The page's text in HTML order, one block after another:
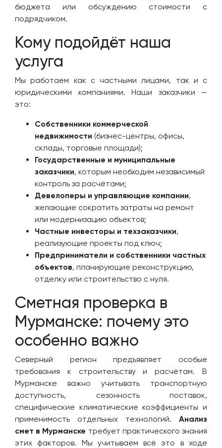
бюджета или обсуждению стоимости с
подрядчиком.
Кому подойдёт наша
услуга
Мы работаем как с частными лицами, так и с
юридическими компаниями. Наши заказчики —
это:
Собственники коммерческой
недвижимости (бизнес-центры, офисы,
склады, торговые площади);
Государственные и муниципальные
заказчики, которым необходим независимый
контроль за расчётами;
Девелоперы и управляющие компании,
желающие сократить затраты на ремонт
или модернизацию объектов;
Частные инвесторы и техзаказчики,
реализующие проекты под ключ;
Предприниматели и собственники частных
объектов, планирующие реконструкцию,
отделку или строительство с нуля.
Сметная проверка в
Мурманске: почему это
особенно важно
Северный регион предъявляет особые
требования к строительству и расчётам. В
Мурманске важно учитывать транспортную
доступность, сезонность поставок,
специфические климатические коэффициенты и
применимость отдельных технологий. Анализ
смет в Мурманске требует практического знания
этих факторов. Мы учитываем всё это в ходе